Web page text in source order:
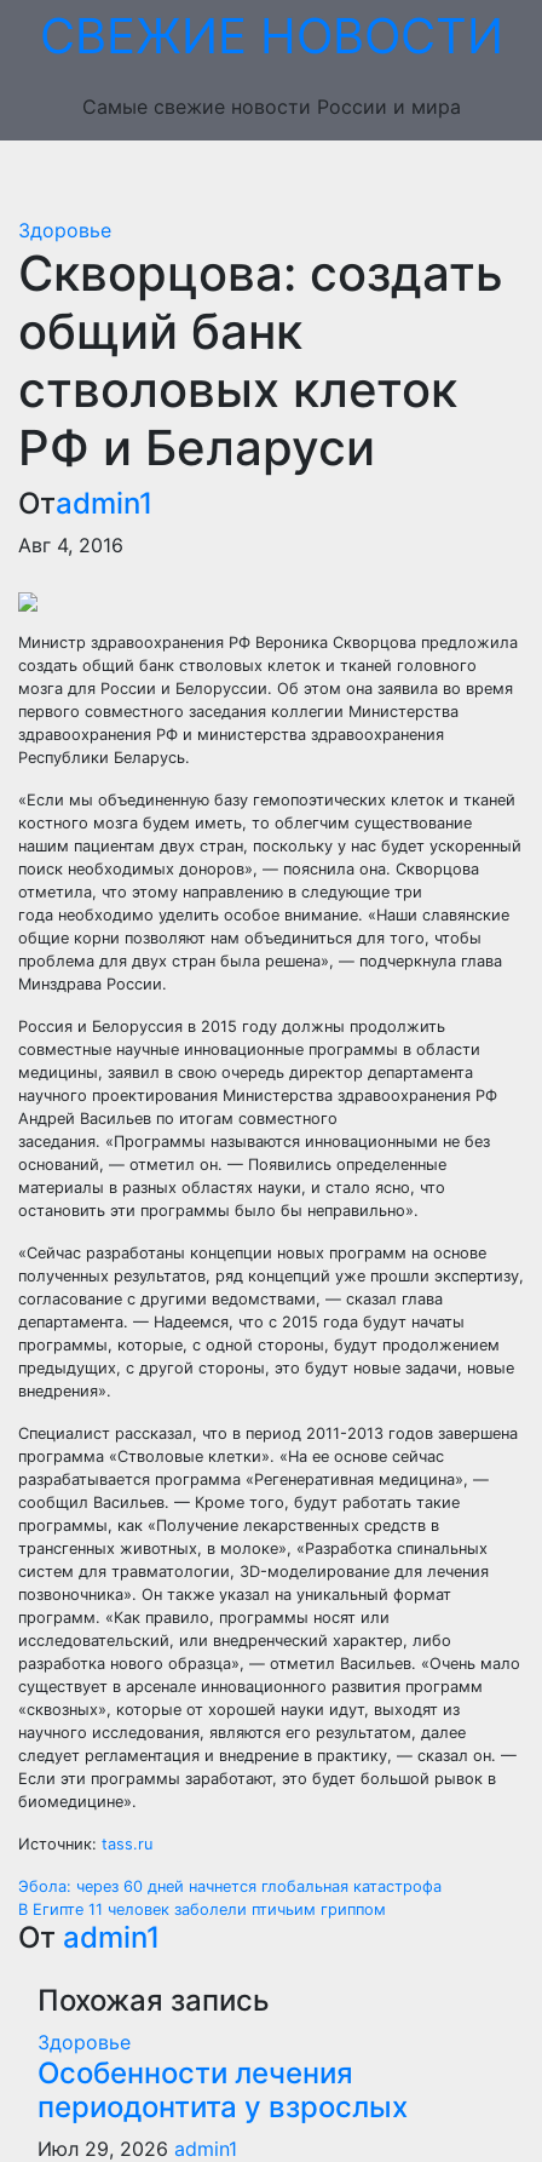
ПерейтиСВЕЖИЕ НОВОСТИ
Самые свежие новости России и мира
Здоровье
Скворцова: создать
общий банк
стволовых клеток
РФ и Беларуси
Отadmin1
Авг 4, 2016
Министр здравоохранения РФ Вероника Скворцова предложила
создать общий банк стволовых клеток и тканей головного
мозга для России и Белоруссии. Об этом она заявила во время
первого совместного заседания коллегии Министерства
здравоохранения РФ и министерства здравоохранения
Республики Беларусь.
«Если мы объединенную базу гемопоэтических клеток и тканей
костного мозга будем иметь, то облегчим существование
нашим пациентам двух стран, поскольку у нас будет ускоренный
поиск необходимых доноров», — пояснила она. Скворцова
отметила, что этому направлению в следующие три
года необходимо уделить особое внимание. «Наши славянские
общие корни позволяют нам объединиться для того, чтобы
проблема для двух стран была решена», — подчеркнула глава
Минздрава России.
Россия и Белоруссия в 2015 году должны продолжить
совместные научные инновационные программы в области
медицины, заявил в свою очередь директор департамента
научного проектирования Министерства здравоохранения РФ
Андрей Васильев по итогам совместного
заседания. «Программы называются инновационными не без
оснований, — отметил он. — Появились определенные
материалы в разных областях науки, и стало ясно, что
остановить эти программы было бы неправильно».
«Сейчас разработаны концепции новых программ на основе
полученных результатов, ряд концепций уже прошли экспертизу,
согласование с другими ведомствами, — сказал глава
департамента. — Надеемся, что с 2015 года будут начаты
программы, которые, с одной стороны, будут продолжением
предыдущих, с другой стороны, это будут новые задачи, новые
внедрения».
Специалист рассказал, что в период 2011-2013 годов завершена
программа «Стволовые клетки». «На ее основе сейчас
разрабатывается программа «Регенеративная медицина», —
сообщил Васильев. — Кроме того, будут работать такие
программы, как «Получение лекарственных средств в
трансгенных животных, в молоке», «Разработка спинальных
систем для травматологии, 3D-моделирование для лечения
позвоночника». Он также указал на уникальный формат
программ. «Как правило, программы носят или
исследовательский, или внедренческий характер, либо
разработка нового образца», — отметил Васильев. «Очень мало
существует в арсенале инновационного развития программ
«сквозных», которые от хорошей науки идут, выходят из
научного исследования, являются его результатом, далее
следует регламентация и внедрение в практику, — сказал он. —
Если эти программы заработают, это будет большой рывок в
биомедицине».
Источник: tass.ru
Навигация
по
записям
Эбола: через 60 дней начнется глобальная катастрофа
В Египте 11 человек заболели птичьим гриппом
От admin1
Похожая запись
Здоровье
Особенности лечения
периодонтита у взрослых
Июл 29, 2026 admin1